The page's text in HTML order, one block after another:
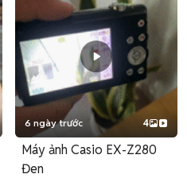
6 ngày trước 4
Máy ảnh Casio EX-Z280
Đen